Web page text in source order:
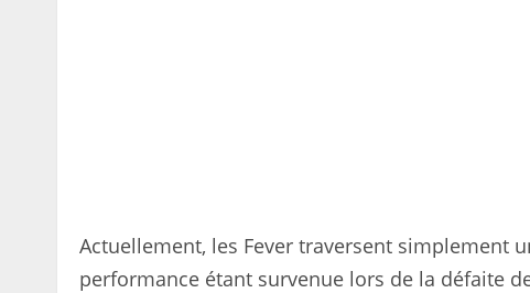
Actuellement, les Fever traversent simplement
performance étant survenue lors de la défaite